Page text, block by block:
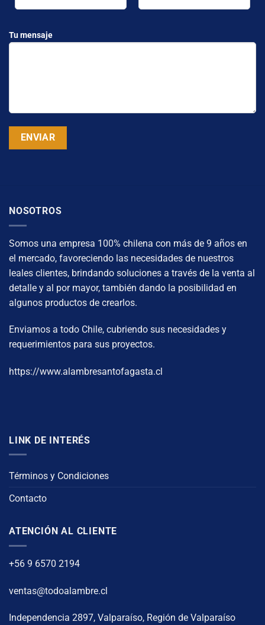
Tu mensaje
NOSOTROS
Somos una empresa 100% chilena con más de 9 años en
el mercado, favoreciendo las necesidades de nuestros
leales clientes, brindando soluciones a través de la venta al
detalle y al por mayor, también dando la posibilidad en
algunos productos de crearlos.
Enviamos a todo Chile, cubriendo sus necesidades y
requerimientos para sus proyectos.
https://www.alambresantofagasta.cl
LINK DE INTERÉS
Términos y Condiciones
Contacto
ATENCIÓN AL CLIENTE
+56 9 6570 2194
ventas@todoalambre.cl
Independencia 2897, Valparaíso, Región de Valparaíso